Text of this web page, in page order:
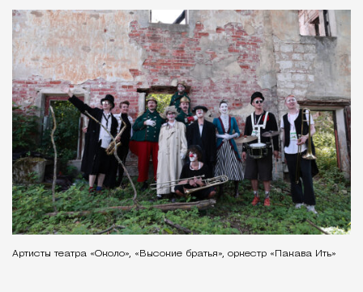
Артисты театра «Около», «Высокие братья», оркестр «Пакава Ить»